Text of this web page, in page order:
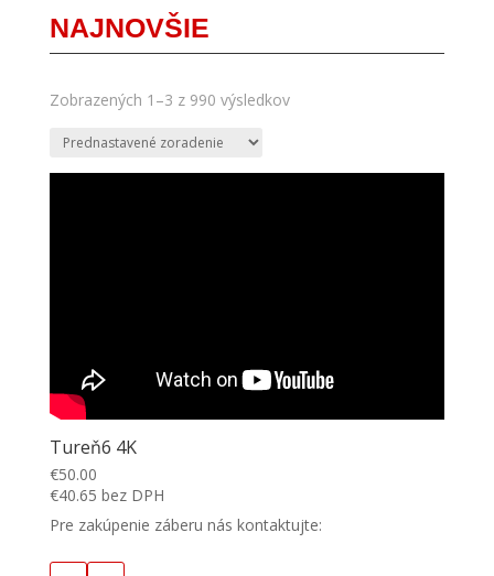
NAJNOVŠIE
Zobrazených 1–3 z 990 výsledkov
Tureň6 4K
€50.00
€40.65 bez DPH
Pre zakúpenie záberu nás kontaktujte: